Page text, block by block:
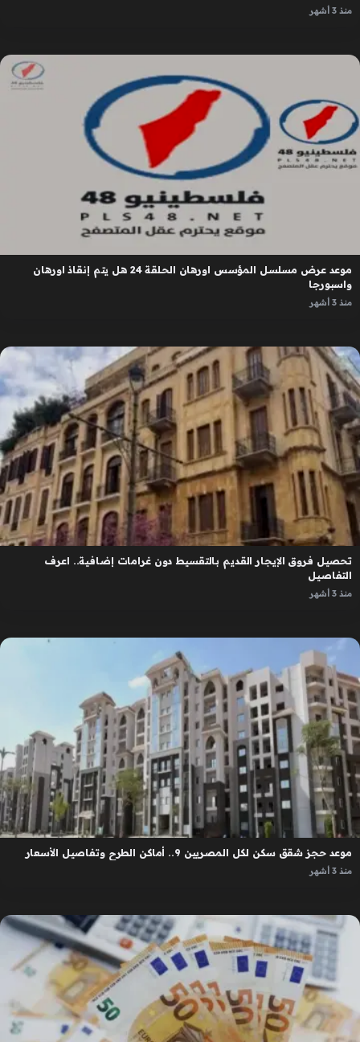
منذ 3 أشهر
موعد عرض مسلسل المؤسس اورهان الحلقة 24 هل يتم إنقاذ اورهان
واسبورجا
منذ 3 أشهر
تحصيل فروق الإيجار القديم بالتقسيط دون غرامات إضافية.. اعرف
التفاصيل
منذ 3 أشهر
موعد حجز شقق سكن لكل المصريين 9.. أماكن الطرح وتفاصيل الأسعار
منذ 3 أشهر